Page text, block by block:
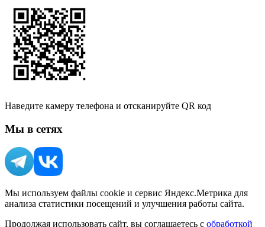
Наведите камеру телефона и отсканируйте QR код
Мы в сетях
Мы используем файлы cookie и сервис Яндекс.Метрика для
анализа статистики посещений и улучшения работы сайта.
Продолжая использовать сайт, вы соглашаетесь с обработкой